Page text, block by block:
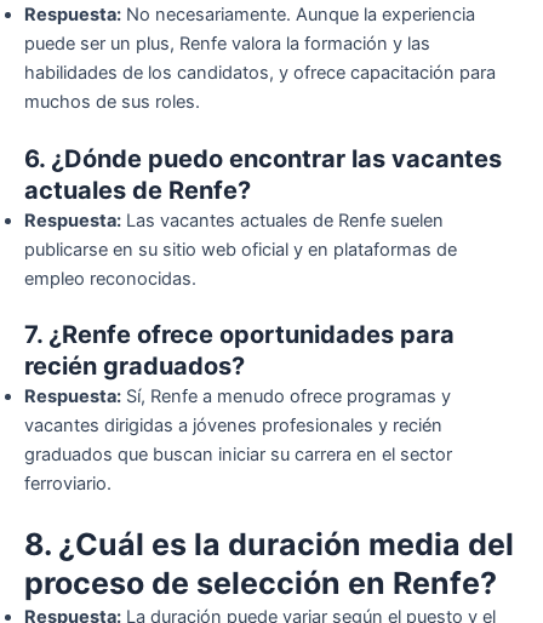
Respuesta: No necesariamente. Aunque la experiencia
puede ser un plus, Renfe valora la formación y las
habilidades de los candidatos, y ofrece capacitación para
muchos de sus roles.
6. ¿Dónde puedo encontrar las vacantes
actuales de Renfe?
Respuesta: Las vacantes actuales de Renfe suelen
publicarse en su sitio web oficial y en plataformas de
empleo reconocidas.
7. ¿Renfe ofrece oportunidades para
recién graduados?
Respuesta: Sí, Renfe a menudo ofrece programas y
vacantes dirigidas a jóvenes profesionales y recién
graduados que buscan iniciar su carrera en el sector
ferroviario.
8. ¿Cuál es la duración media del
proceso de selección en Renfe?
Respuesta: La duración puede variar según el puesto y el